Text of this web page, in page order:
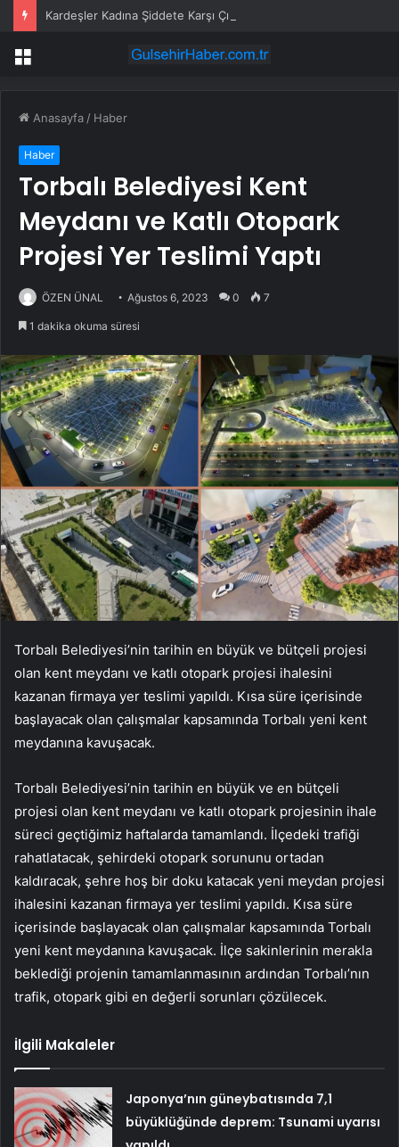
Kardeşler Kadına Şiddete Karşı Çıktı, Bıçaklandı
Menü
Anasayfa / Haber
Haber
Torbalı Belediyesi Kent
Meydanı ve Katlı Otopark
Projesi Yer Teslimi Yaptı
ÖZEN ÜNAL Ağustos 6, 2023 0 7
1 dakika okuma süresi
Torbalı Belediyesi’nin tarihin en büyük ve bütçeli projesi
olan kent meydanı ve katlı otopark projesi ihalesini
kazanan firmaya yer teslimi yapıldı. Kısa süre içerisinde
başlayacak olan çalışmalar kapsamında Torbalı yeni kent
meydanına kavuşacak.
Torbalı Belediyesi’nin tarihin en büyük ve en bütçeli
projesi olan kent meydanı ve katlı otopark projesinin ihale
süreci geçtiğimiz haftalarda tamamlandı. İlçedeki trafiği
rahatlatacak, şehirdeki otopark sorununu ortadan
kaldıracak, şehre hoş bir doku katacak yeni meydan projesi
ihalesini kazanan firmaya yer teslimi yapıldı. Kısa süre
içerisinde başlayacak olan çalışmalar kapsamında Torbalı
yeni kent meydanına kavuşacak. İlçe sakinlerinin merakla
beklediği projenin tamamlanmasının ardından Torbalı’nın
trafik, otopark gibi en değerli sorunları çözülecek.
İlgili Makaleler
Japonya’nın güneybatısında 7,1
büyüklüğünde deprem: Tsunami uyarısı